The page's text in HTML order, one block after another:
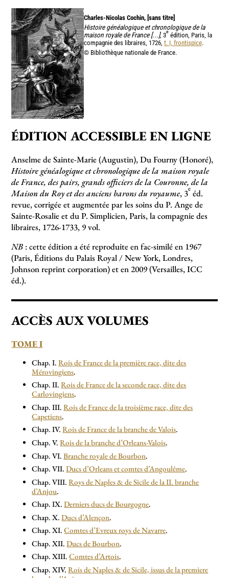
Charles-Nicolas Cochin, [sans titre]
Histoire généalogique et chronologique de la
maison royale de France [...], 3e édition, Paris, la
compagnie des libraires, 1726, t. I, frontispice.
© Bibliothèque nationale de France.
ÉDITION ACCESSIBLE EN LIGNE
Anselme de Sainte-Marie (Augustin), Du Fourny (Honoré),
Histoire généalogique et chronologique de la maison royale
de France, des pairs, grands officiers de la Couronne, de la
Maison du Roy et des anciens barons du royaume, 3e éd.
revue, corrigée et augmentée par les soins du P. Ange de
Sainte-Rosalie et du P. Simplicien, Paris, la compagnie des
libraires, 1726-1733, 9 vol.
NB : cette édition a été reproduite en fac-similé en 1967
(Paris, Éditions du Palais Royal / New York, Londres,
Johnson reprint corporation) et en 2009 (Versailles, ICC
éd.).
ACCÈS AUX VOLUMES
TOME I
Chap. I.Rois de France de la première race, dite des
Mérovingiens.
Chap. II.Rois de France de la seconde race, dite des
Carlovingiens.
Chap. III.Rois de France de la troisième race, dite des
Capetiens.
Chap. IV.Rois de France de la branche de Valois.
Chap. V.Rois de la branche d’Orleans-Valois.
Chap. VI.Branche royale de Bourbon.
Chap. VII.Ducs d’Orleans et comtes d’Angoulême.
Chap. VIII.Roys de Naples & de Sicile de la II. branche
d’Anjou.
Chap. IX.Derniers ducs de Bourgogne.
Chap. X.Ducs d’Alençon.
Chap. XI.Comtes d’Evreux roys de Navarre.
Chap. XII.Ducs de Bourbon.
Chap. XIII.Comtes d’Artois.
Chap. XIV.Rois de Naples & de Sicile, issus de la premiere